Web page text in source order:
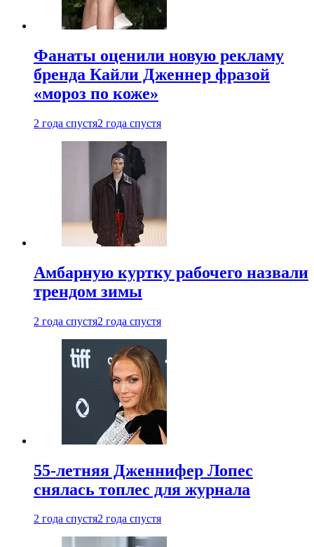
Фанаты оценили новую рекламу
бренда Кайли Дженнер фразой
«мороз по коже»
2 года спустя2 года спустя
Амбарную куртку рабочего назвали
трендом зимы
2 года спустя2 года спустя
55-летняя Дженнифер Лопес
снялась топлес для журнала
2 года спустя2 года спустя